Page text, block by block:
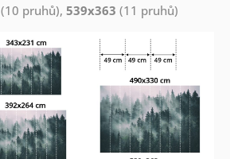
(10 pruhů), 539x363 (11 pruhů)